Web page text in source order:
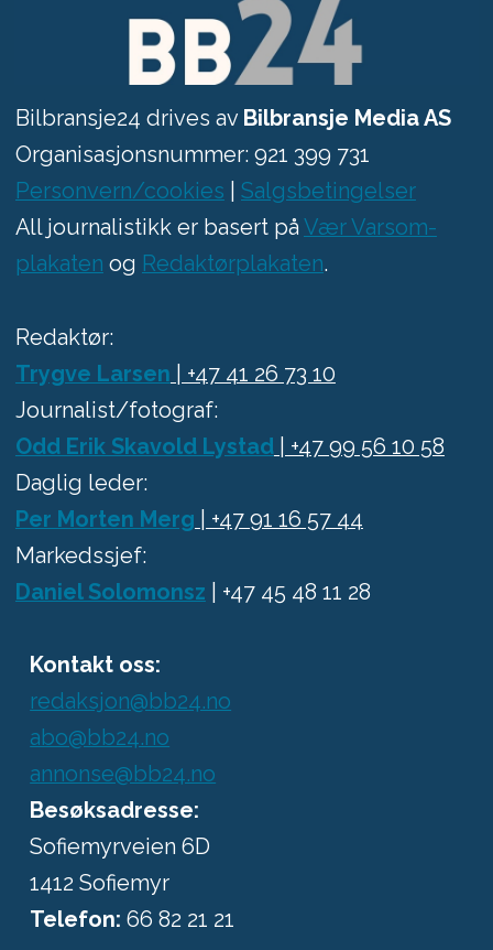
Bilbransje24 drives av Bilbransje Media AS
Organisasjonsnummer: 921 399 731
Personvern/cookies
Salgsbetingelser
All journalistikk er basert på Vær Varsom-
plakaten og Redaktørplakaten.
Redaktør:
Trygve Larsen | +47 41 26 73 10
Journalist/fotograf:
Odd Erik Skavold Lystad| +47 99 56 10 58
Daglig leder:
Per Morten Merg | +47 91 16 57 44
Markedssjef:
Daniel Solomonsz | +47 45 48 11 28
Kontakt oss:
redaksjon@bb24.no
abo@bb24.no
annonse@bb24.no
Besøksadresse:
Sofiemyrveien 6D
1412 Sofiemyr
Telefon:66 82 21 21